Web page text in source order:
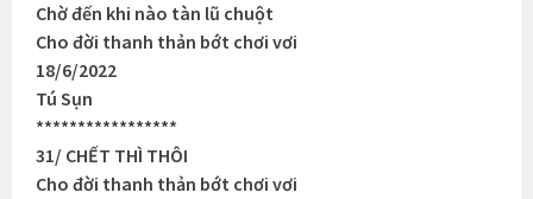
Chờ đến khi nào tàn lũ chuột
Cho đời thanh thản bớt chơi vơi
18/6/2022
Tú Sụn
*****************
31/ CHẾT THÌ THÔI
Cho đời thanh thản bớt chơi vơi